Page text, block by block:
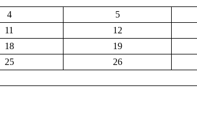
4 5
11 12
18 19
25 26